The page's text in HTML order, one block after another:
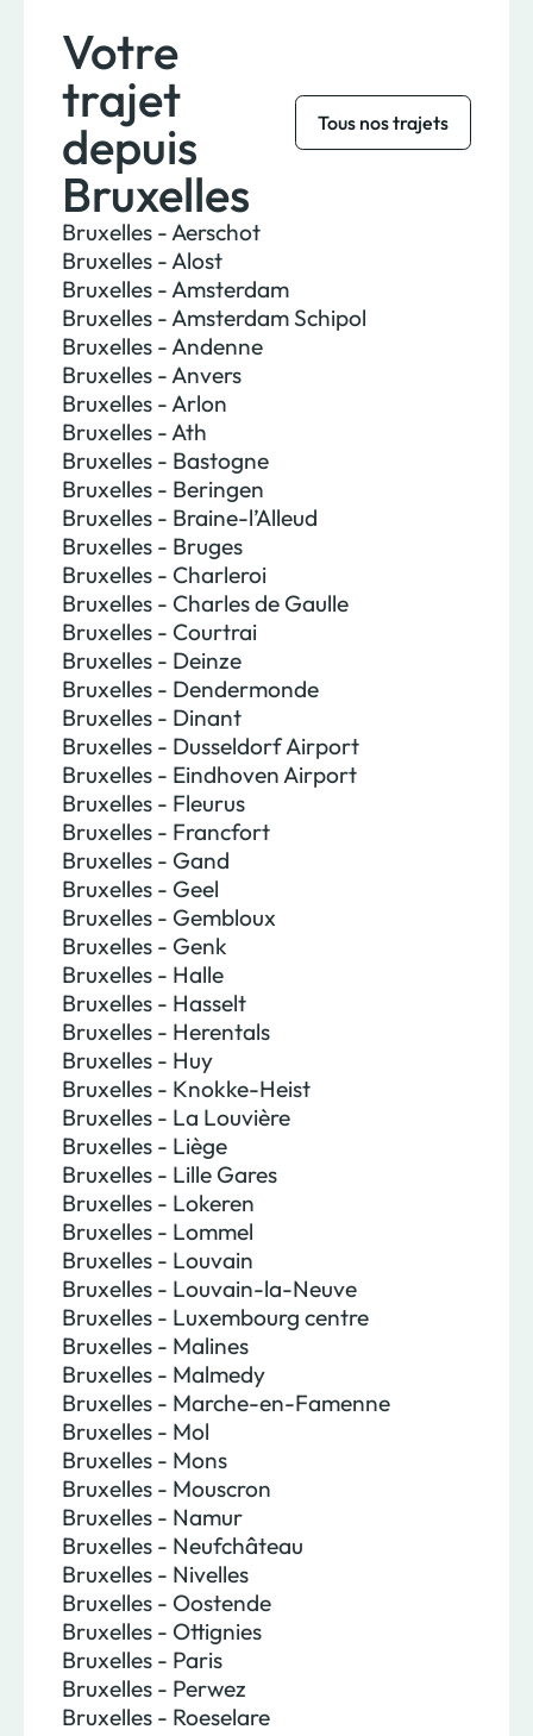
Votre
trajet
depuis
Bruxelles
Tous nos trajets
Bruxelles - Aerschot
Bruxelles - Alost
Bruxelles - Amsterdam
Bruxelles - Amsterdam Schipol
Bruxelles - Andenne
Bruxelles - Anvers
Bruxelles - Arlon
Bruxelles - Ath
Bruxelles - Bastogne
Bruxelles - Beringen
Bruxelles - Braine-l’Alleud
Bruxelles - Bruges
Bruxelles - Charleroi
Bruxelles - Charles de Gaulle
Bruxelles - Courtrai
Bruxelles - Deinze
Bruxelles - Dendermonde
Bruxelles - Dinant
Bruxelles - Dusseldorf Airport
Bruxelles - Eindhoven Airport
Bruxelles - Fleurus
Bruxelles - Francfort
Bruxelles - Gand
Bruxelles - Geel
Bruxelles - Gembloux
Bruxelles - Genk
Bruxelles - Halle
Bruxelles - Hasselt
Bruxelles - Herentals
Bruxelles - Huy
Bruxelles - Knokke-Heist
Bruxelles - La Louvière
Bruxelles - Liège
Bruxelles - Lille Gares
Bruxelles - Lokeren
Bruxelles - Lommel
Bruxelles - Louvain
Bruxelles - Louvain-la-Neuve
Bruxelles - Luxembourg centre
Bruxelles - Malines
Bruxelles - Malmedy
Bruxelles - Marche-en-Famenne
Bruxelles - Mol
Bruxelles - Mons
Bruxelles - Mouscron
Bruxelles - Namur
Bruxelles - Neufchâteau
Bruxelles - Nivelles
Bruxelles - Oostende
Bruxelles - Ottignies
Bruxelles - Paris
Bruxelles - Perwez
Bruxelles - Roeselare